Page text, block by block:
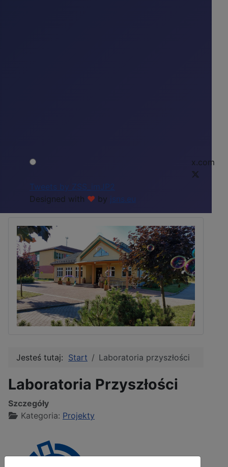
x.com
Tweets by ZSS_imJP2
Designed with ❤ by jsns.eu
Jesteś tutaj: Start Laboratoria przyszłości
Laboratoria Przyszłości
Szczegóły
Kategoria: Projekty